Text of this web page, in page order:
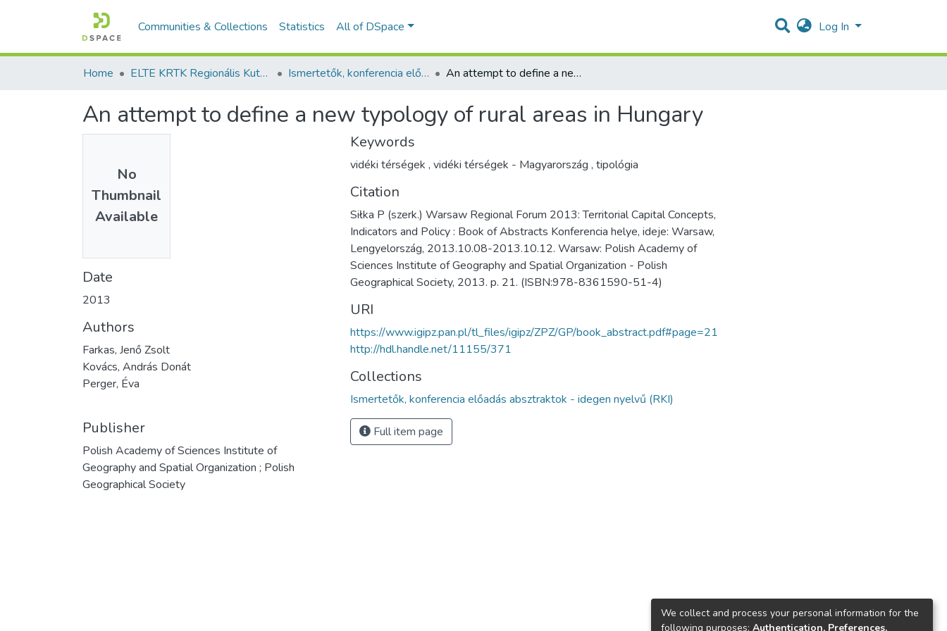
Communities & Collections Statistics All of DSpace Log In
Home ELTE KRTK Regionális Kutatások Intézete Ismertetők, konferencia előadás absztraktok - idegen nyelvű (RKI) An attempt to define a new typology of rural areas in Hungary
An attempt to define a new typology of rural areas in Hungary
No
Thumbnail
Available
Date
2013
Authors
Farkas, Jenő Zsolt
Kovács, András Donát
Perger, Éva
Publisher
Polish Academy of Sciences Institute of
Geography and Spatial Organization ; Polish
Geographical Society
Keywords
vidéki térségek , vidéki térségek - Magyarország , tipológia
Citation
Siłka P (szerk.) Warsaw Regional Forum 2013: Territorial Capital Concepts,
Indicators and Policy : Book of Abstracts Konferencia helye, ideje: Warsaw,
Lengyelország, 2013.10.08-2013.10.12. Warsaw: Polish Academy of
Sciences Institute of Geography and Spatial Organization - Polish
Geographical Society, 2013. p. 21. (ISBN:978-8361590-51-4)
URI
https://www.igipz.pan.pl/tl_files/igipz/ZPZ/GP/book_abstract.pdf#page=21
http://hdl.handle.net/11155/371
Collections
Ismertetők, konferencia előadás absztraktok - idegen nyelvű (RKI)
Full item page
We collect and process your personal information for the
following purposes: Authentication, Preferences,